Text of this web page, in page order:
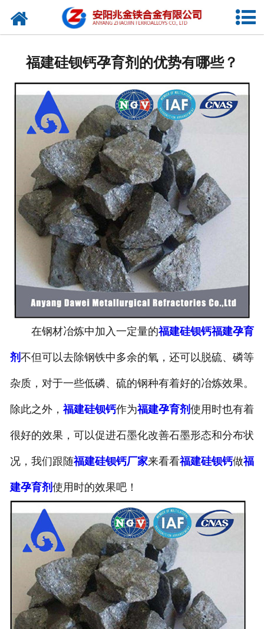
网站首页
产品中心
厂容厂貌
视频中心
联系我们
福建硅钡钙孕育剂的优势有哪些？
在钢材冶炼中加入一定量的福建硅钡钙福建孕育
剂不但可以去除钢铁中多余的氧，还可以脱硫、磷等
杂质，对于一些低磷、硫的钢种有着好的冶炼效果。
除此之外， 福建硅钡钙作为福建孕育剂使用时也有着
很好的效果，可以促进石墨化改善石墨形态和分布状
况，我们跟随福建硅钡钙厂家来看看福建硅钡钙做福
建孕育剂使用时的效果吧！